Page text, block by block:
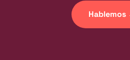
Hablemos